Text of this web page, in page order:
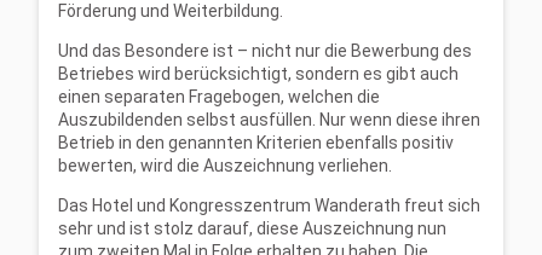
Förderung und Weiterbildung.
Und das Besondere ist – nicht nur die Bewerbung des
Betriebes wird berücksichtigt, sondern es gibt auch
einen separaten Fragebogen, welchen die
Auszubildenden selbst ausfüllen. Nur wenn diese ihren
Betrieb in den genannten Kriterien ebenfalls positiv
bewerten, wird die Auszeichnung verliehen.
Das Hotel und Kongresszentrum Wanderath freut sich
sehr und ist stolz darauf, diese Auszeichnung nun